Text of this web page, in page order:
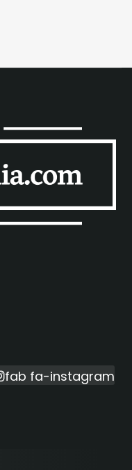
fab fa-instagram